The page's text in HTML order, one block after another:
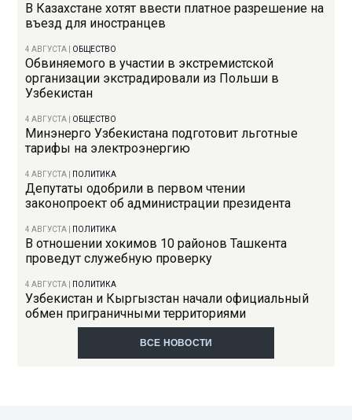
В Казахстане хотят ввести платное разрешение на
въезд для иностранцев
4 АВГУСТА ОБЩЕСТВО
Обвиняемого в участии в экстремистской
организации экстрадировали из Польши в
Узбекистан
4 АВГУСТА ОБЩЕСТВО
Минэнерго Узбекистана подготовит льготные
тарифы на электроэнергию
4 АВГУСТА ПОЛИТИКА
Депутаты одобрили в первом чтении
законопроект об администрации президента
4 АВГУСТА ПОЛИТИКА
В отношении хокимов 10 районов Ташкента
проведут служебную проверку
4 АВГУСТА ПОЛИТИКА
Узбекистан и Кыргызстан начали официальный
обмен приграничными территориями
ВСЕ НОВОСТИ